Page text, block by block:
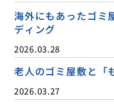
海外にもあったゴ
ディング
2026.03.28
老人のゴミ屋敷と「
2026.03.27